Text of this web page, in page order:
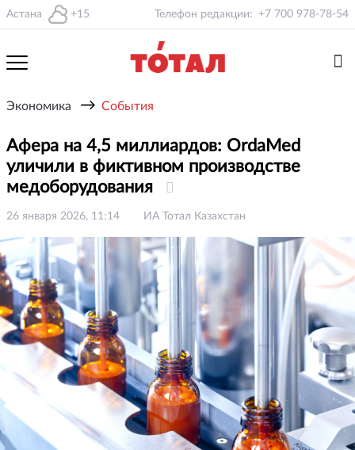
Астана +15 Телефон редакции: +7 700 978-78-54
Экономика → События
Афера на 4,5 миллиардов: OrdaMed
уличили в фиктивном производстве
медоборудования
26 января 2026, 11:14 ИА Тотал Казахстан